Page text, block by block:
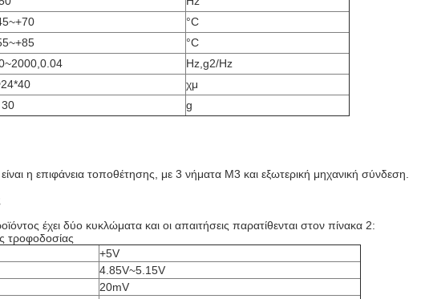
°C
°C
Hz,g2/Hz
χμ
g
η επιφάνεια τοποθέτησης, με 3 νήματα M3 και εξωτερική μηχανική σύνδεση.
έχει δύο κυκλώματα και οι απαιτήσεις παρατίθενται στον πίνακα 2:
τροφοδοσίας
+5V
4.85V~5.15V
20mV